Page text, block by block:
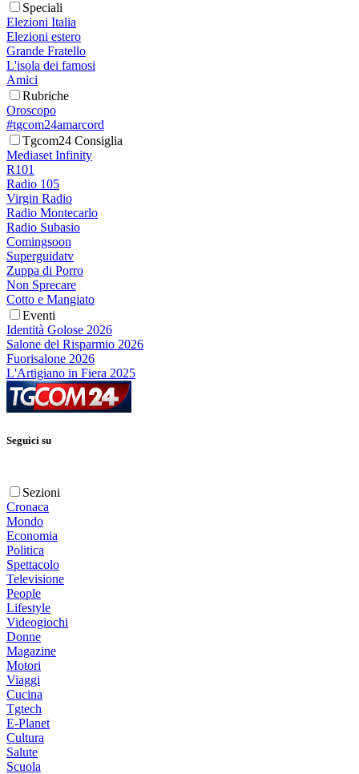
Speciali
Elezioni Italia
Elezioni estero
Grande Fratello
L'isola dei famosi
Amici
Rubriche
Oroscopo
#tgcom24amarcord
Tgcom24 Consiglia
Mediaset Infinity
R101
Radio 105
Virgin Radio
Radio Montecarlo
Radio Subasio
Comingsoon
Superguidatv
Zuppa di Porro
Non Sprecare
Cotto e Mangiato
Eventi
Identità Golose 2026
Salone del Risparmio 2026
Fuorisalone 2026
L'Artigiano in Fiera 2025
Seguici su
Sezioni
Cronaca
Mondo
Economia
Politica
Spettacolo
Televisione
People
Lifestyle
Videogiochi
Donne
Magazine
Motori
Viaggi
Cucina
Tgtech
E-Planet
Cultura
Salute
Scuola